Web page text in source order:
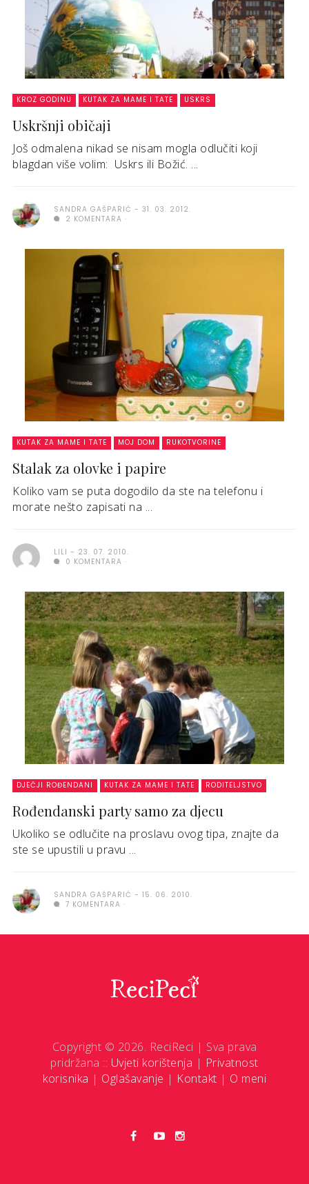
KROZ GODINU KUTAK ZA MAME I TATE USKRS
Uskršnji običaji
Još odmalena nikad se nisam mogla odlučiti koji
blagdan više volim: Uskrs ili Božić. ...
SANDRA GAŠPARIĆ
31. 03. 2012.
2 KOMENTARA
KUTAK ZA MAME I TATE MOJ DOM RUKOTVORINE
Stalak za olovke i papire
Koliko vam se puta dogodilo da ste na telefonu i
morate nešto zapisati na ...
LILI
23. 07. 2010.
0 KOMENTARA
DJEČJI ROĐENDANI KUTAK ZA MAME I TATE RODITELJSTVO
Rođendanski party samo za djecu
Ukoliko se odlučite na proslavu ovog tipa, znajte da
ste se upustili u pravu ...
SANDRA GAŠPARIĆ
15. 06. 2010.
7 KOMENTARA
Copyright © 2026. ReciReci | Sva prava
pridržana :: Uvjeti korištenja | Privatnost
korisnika | Oglašavanje | Kontakt | O meni